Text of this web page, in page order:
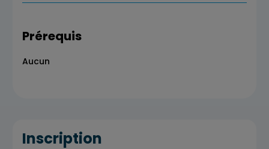
Prérequis
Aucun
Inscription